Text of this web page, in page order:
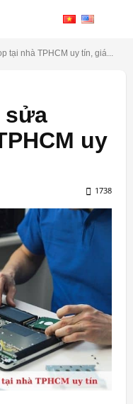
tại nhà TPHCM uy tín, giá...
sửa
uy
1738